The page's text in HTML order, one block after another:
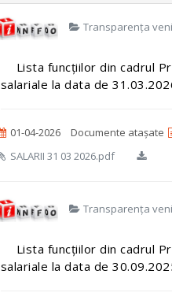
Transparența
Lista funcțiilor din cadrul
salariale la data de
01-04-2026 Documente atașate
SALARII 31 03 2026.pdf
Transparența
Lista funcțiilor din cadrul
salariale la data de